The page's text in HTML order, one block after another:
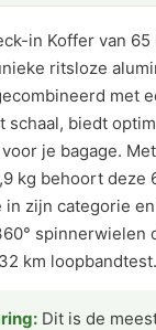
in Koffer van
ritsloze
met
schaal, biedt
je bagage.
kg behoort deze
in zijn categorie
spinnerwielen
km loopbandtest.
Dit is de